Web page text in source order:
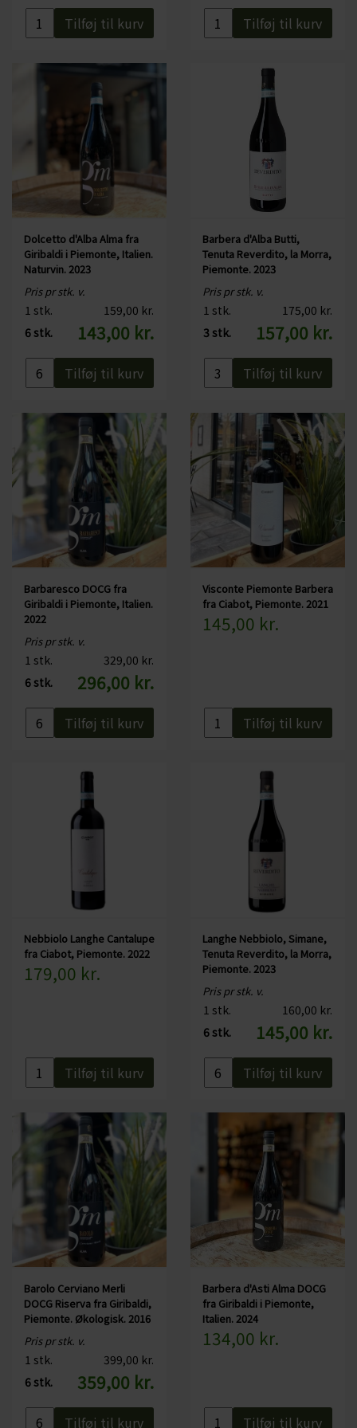
CHARDONNAY
PINOT NOIR
RIESLING
SCHIOPPETINO
CHOKOLADE, LAKRIDS ETC
JUL OG GLØGG
Tilføj til kurv Tilføj til kurv
Dolcetto d'Alba Alma fra
Giribaldi i Piemonte, Italien.
Naturvin. 2023
Pris pr stk. v.
1 stk.
159,00 kr.
6 stk.
143,00 kr.
Tilføj til kurv
Barbera d'Alba Butti,
Tenuta Reverdito, la Morra,
Piemonte. 2023
Pris pr stk. v.
1 stk.
175,00 kr.
3 stk.
157,00 kr.
Tilføj til kurv
Barbaresco DOCG fra
Giribaldi i Piemonte, Italien.
2022
Pris pr stk. v.
1 stk.
329,00 kr.
6 stk.
296,00 kr.
Tilføj til kurv
Visconte Piemonte Barbera
fra Ciabot, Piemonte. 2021
145,00 kr.
Tilføj til kurv
Nebbiolo Langhe Cantalupe
fra Ciabot, Piemonte. 2022
179,00 kr.
Tilføj til kurv
Langhe Nebbiolo, Simane,
Tenuta Reverdito, la Morra,
Piemonte. 2023
Pris pr stk. v.
1 stk.
160,00 kr.
6 stk.
145,00 kr.
Tilføj til kurv
Barolo Cerviano Merli
DOCG Riserva fra Giribaldi,
Piemonte. Økologisk. 2016
Pris pr stk. v.
1 stk.
399,00 kr.
6 stk.
359,00 kr.
Tilføj til kurv
Barbera d'Asti Alma DOCG
fra Giribaldi i Piemonte,
Italien. 2024
134,00 kr.
Tilføj til kurv